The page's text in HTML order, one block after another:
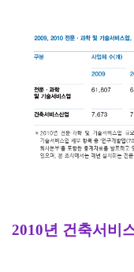
2010년 건축서비